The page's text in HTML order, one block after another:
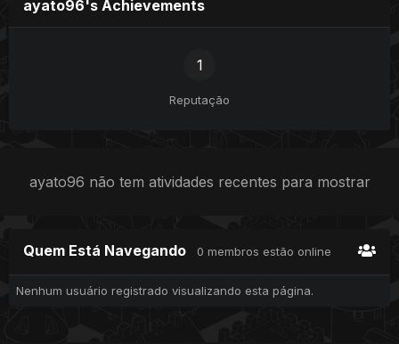
ayato96's Achievements
1
Reputação
ayato96 não tem atividades recentes para mostrar
Quem Está Navegando 0 membros estão online
Nenhum usuário registrado visualizando esta página.